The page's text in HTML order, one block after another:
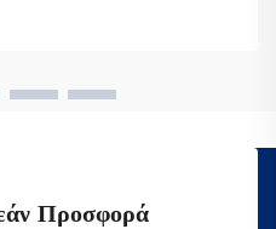
σήματα όπως οι κ...
Προσφορά